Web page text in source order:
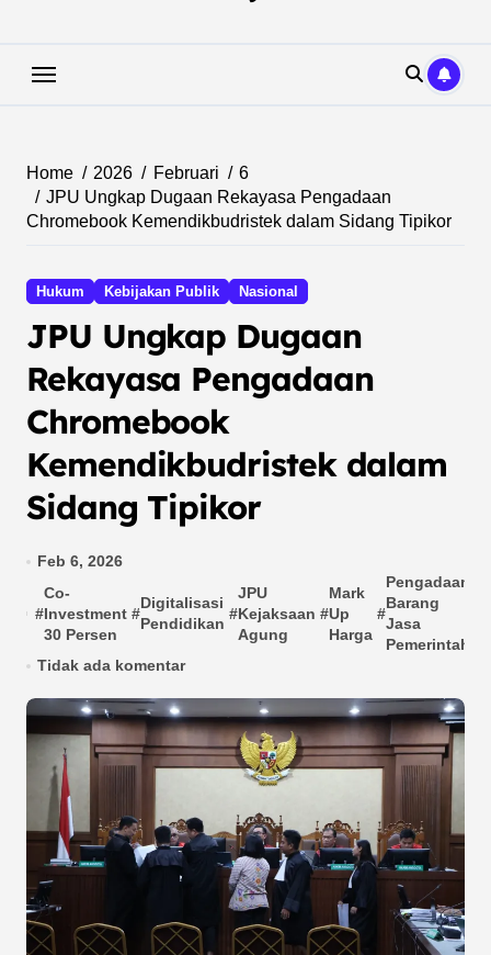
Home 2026 Februari
6
JPU Ungkap Dugaan Rekayasa Pengadaan
Chromebook Kemendikbudristek dalam Sidang Tipikor
Hukum Kebijakan Publik Nasional
JPU Ungkap Dugaan
Rekayasa Pengadaan
Chromebook
Kemendikbudristek dalam
Sidang Tipikor
Feb 6, 2026
#
Co-
Investment
30 Persen
#
Digitalisasi
Pendidikan
#
JPU
Kejaksaan
Agung
#
Mark
Up
Harga
#
Pengadaan
Barang
Jasa
Pemerintah
Tidak ada komentar